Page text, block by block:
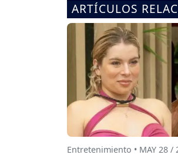
ARTÍCULOS
Entretenimiento • MAY 28 /